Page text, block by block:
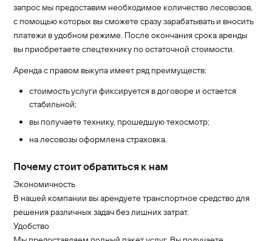
запрос мы предоставим необходимое количество лесовозов,
с помощью которых вы сможете сразу зарабатывать и вносить
платежи в удобном режиме. После окончания срока аренды
вы приобретаете спецтехнику по остаточной стоимости.
Аренда с правом выкупа имеет ряд преимуществ:
стоимость услуги фиксируется в договоре и остается
стабильной;
вы получаете технику, прошедшую техосмотр;
на лесовозы оформлена страховка.
Почему стоит обратиться к нам
Экономичность
В нашей компании вы арендуете транспортное средство для
решения различных задач без лишних затрат.
Удобство